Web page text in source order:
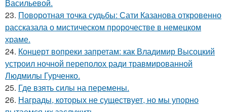
Васильевой.
23. Поворотная точка судьбы: Сати Казанова откровенно
рассказала о мистическом пророчестве в немецком
храме.
24. Концерт вопреки запретам: как Владимир Высоцкий
устроил ночной переполох ради травмированной
Людмилы Гурченко.
25. Где взять силы на перемены.
26. Награды, которых не существует, но мы упорно